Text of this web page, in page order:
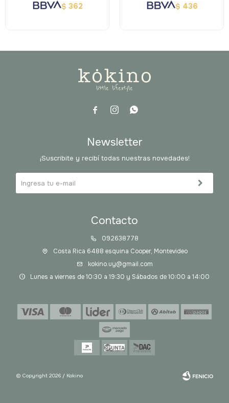
$ 362 $ 436
  
Contacto
092638778
Costa Rica 6488 esquina Cooper, Montevideo
kokino.uy@gmail.com
Lunes a viernes de 10:30 a 19:30 y Sábados de 10:00 a 14:00
Newsletter
¡Suscribite y recibí todas nuestras novedades!
© Copyright 2026 / Kokino